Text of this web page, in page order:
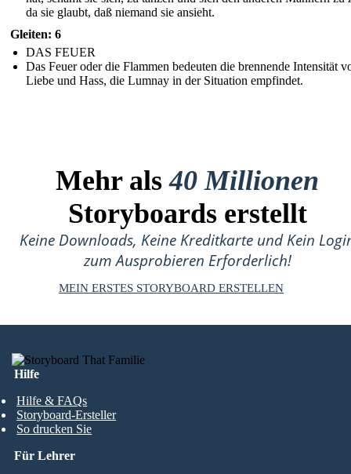
da sie glaubt, daß niemand sie ansieht.
Gleiten: 6
DAS FEUER
Das Feuer oder die Flammen bedeuten die brennende Intensität
Liebe und Hass, die Lumnay in der Situation empfindet.
Mehr als40 Millionen
Storyboards erstellt
Keine Downloads, Keine Kreditkarte und Kein
zum Ausprobieren Erforderlich!
MEIN ERSTES STORYBOARD ERSTELLEN
Hilfe
Hilfe & FAQs
Storyboard-Ersteller
So drucken Sie
Für Lehrer